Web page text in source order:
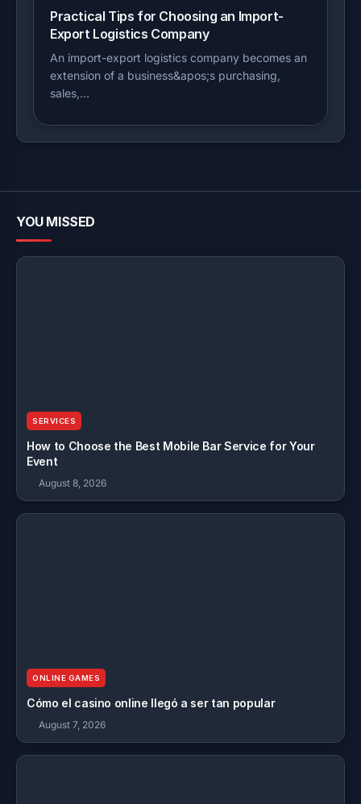
Practical Tips for Choosing an Import-
Export Logistics Company
An import-export logistics company becomes an
extension of a business&apos;s purchasing,
sales,…
YOU MISSED
SERVICES
How to Choose the Best Mobile Bar Service for Your
Event
August 8, 2026
ONLINE GAMES
Cómo el casino online llegó a ser tan popular
August 7, 2026